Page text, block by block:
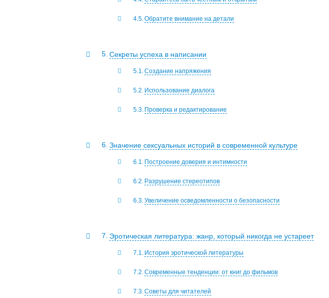
Обратите внимание на детали
Секреты успеха в написании
Создание напряжения
Использование диалога
Проверка и редактирование
Значение сексуальных историй в современной культуре
Построение доверия и интимности
Разрушение стереотипов
Увеличение осведомленности о безопасности
Эротическая литература: жанр, который никогда не устареет
История эротической литературы
Современные тенденции: от книг до фильмов
Советы для читателей